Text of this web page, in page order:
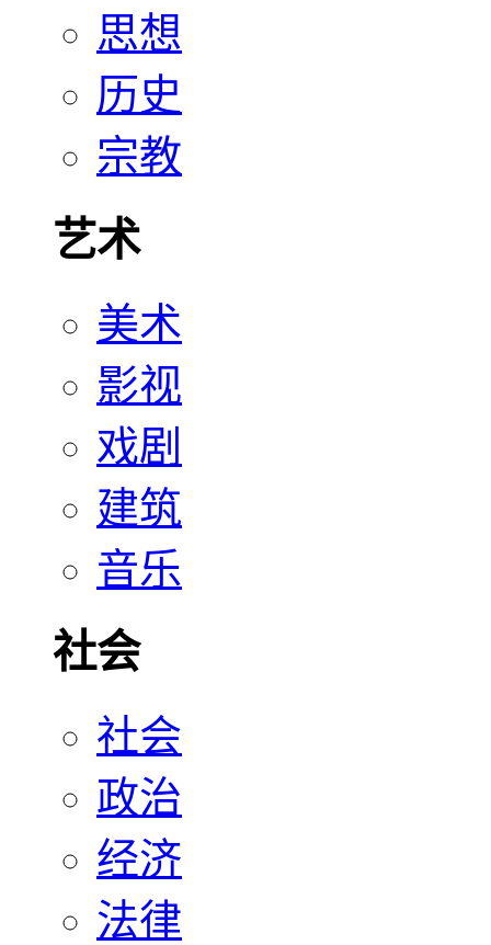
思想
历史
宗教
艺术
美术
影视
戏剧
建筑
音乐
社会
社会
政治
经济
法律